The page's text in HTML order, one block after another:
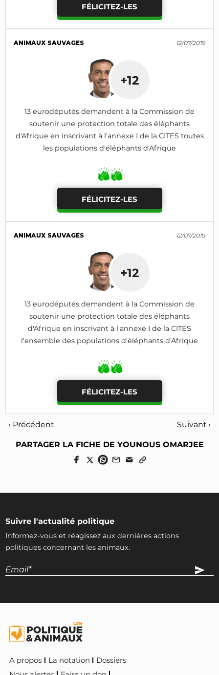
FÉLICITEZ-LES
ANIMAUX SAUVAGES 12/07/2019
+12
13 eurodéputés demandent à la Commission de
soutenir une protection totale des éléphants
d'Afrique en inscrivant à l'annexe I de la CITES toutes
les populations d'éléphants d'Afrique
FÉLICITEZ-LES
ANIMAUX SAUVAGES 12/07/2019
+12
13 eurodéputés demandent à la Commission de
soutenir une protection totale des éléphants
d'Afrique en inscrivant à l'annexe I de la CITES
l'ensemble des populations d'éléphants d'Afrique
FÉLICITEZ-LES
‹ Précédent Suivant ›
PARTAGER LA FICHE DE YOUNOUS OMARJEE
Suivre l'actualité politique
Informez-vous et réagissez aux dernières actions
politiques concernant les animaux.
A propos La notation
Dossiers